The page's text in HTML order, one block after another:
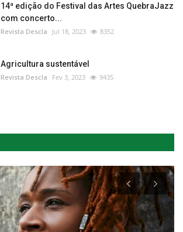
14ª edição do Festival das Artes QuebraJazz
com concerto...
Revista Descla Jul 18, 2023 8352
Agricultura sustentável
Revista Descla Fev 3, 2023 9435